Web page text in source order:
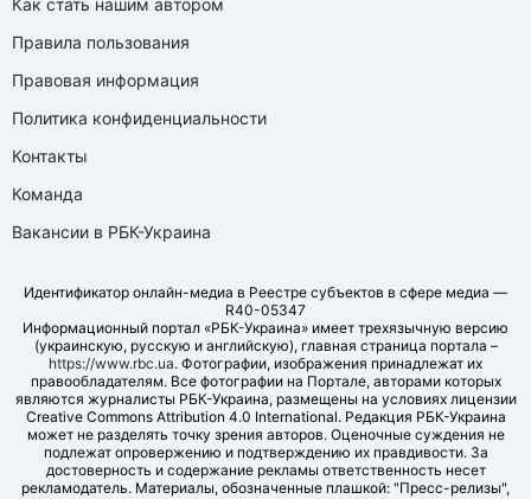
Правила пользования
Правовая информация
Политика конфиденциальности
Контакты
Команда
Вакансии в РБК-Украина
Идентификатор онлайн-медиа в Реестре субъектов в сфере медиа —
R40-05347
Информационный портал «РБК-Украина» имеет трехязычную версию
(украинскую, русскую и английскую), главная страница портала –
https://www.rbc.ua. Фотографии, изображения принадлежат их
правообладателям. Все фотографии на Портале, авторами которых
являются журналисты РБК-Украина, размещены на условиях лицензии
Creative Commons Attribution 4.0 International. Редакция РБК-Украина
может не разделять точку зрения авторов. Оценочные суждения не
подлежат опровержению и подтверждению их правдивости. За
достоверность и содержание рекламы ответственность несет
рекламодатель. Материалы, обозначенные плашкой: "Пресс-релизы",